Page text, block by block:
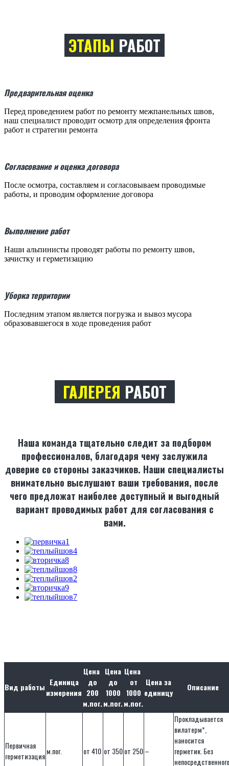
ЭТАПЫ РАБОТ
Предварительная оценка
Перед проведением работ по ремонту межпанельных швов,
наш специалист проводит осмотр для определения фронта
работ и стратегии ремонта
Согласование и оценка договора
После осмотра, составляем и согласовываем проводимые
работы, и проводим оформление договора
Выполнение работ
Наши альпинисты проводят работы по ремонту швов,
зачистку и герметизацию
Уборка территории
Последним этапом является погрузка и вывоз мусора
образовавшегося в ходе проведения работ
ГАЛЕРЕЯ РАБОТ
Наша команда тщательно следит за подбором
профессионалов, благодаря чему заслужила
доверие со стороны заказчиков. Наши специалисты
внимательно выслушают ваши требования, после
чего предложат наиболее доступный и выгодный
вариант проводимых работ для согласования с
вами.
Вид работы Единица
измерения
Цена
до
200
м.пог.
Цена
до
1000
м.пог.
Цена
от
1000
м.пог.
Ценаза
единицу
Описание
Первичная
герметизациям.пог. от 410 от 350от 250–
Прокладывается
вилатерм*,
наносится
герметик. Без
непосредственного